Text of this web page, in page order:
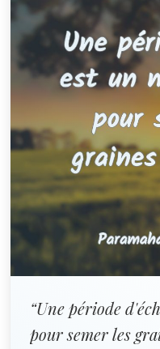
“Une période
pour semer les